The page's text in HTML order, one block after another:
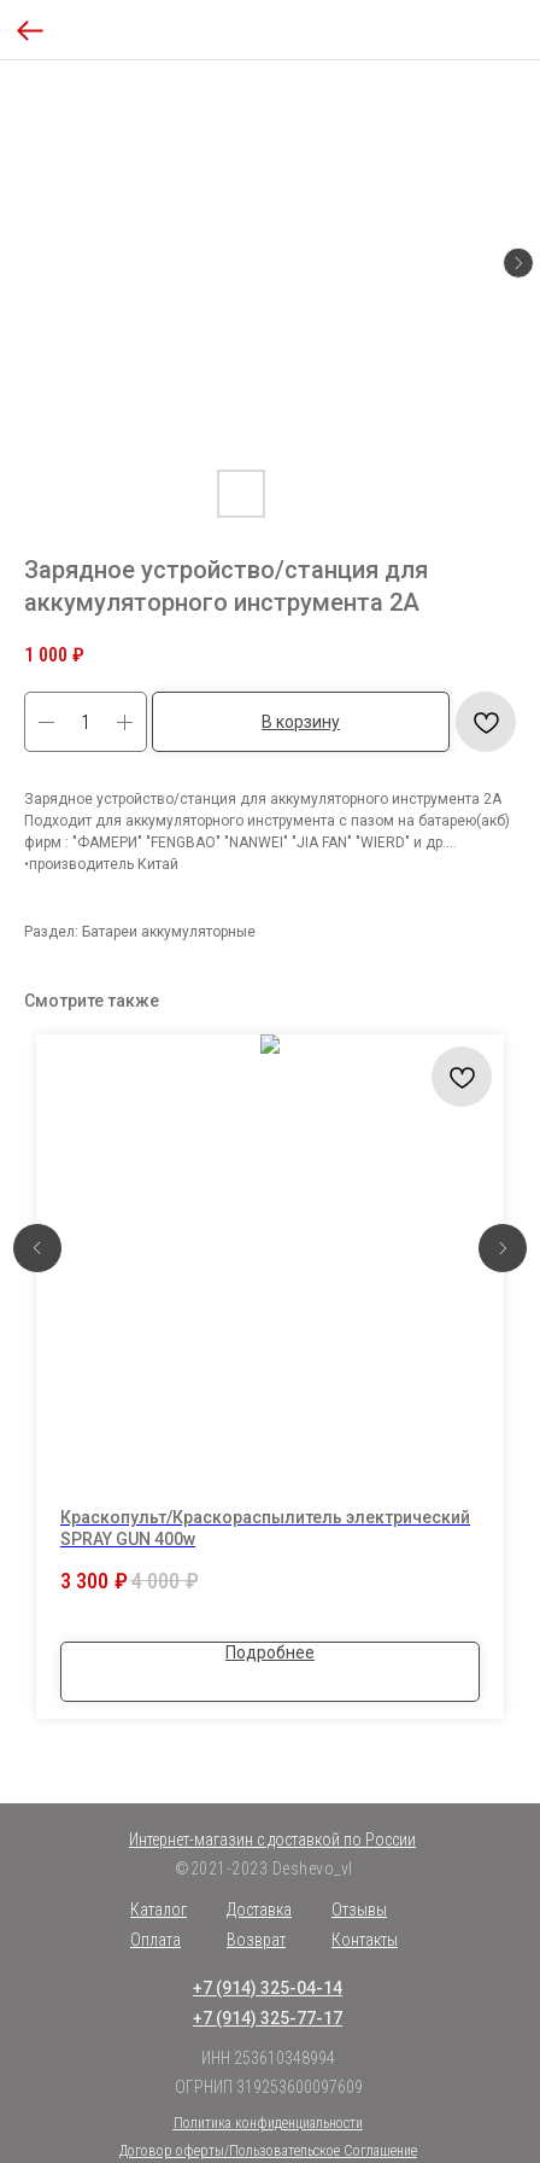
Зарядное устройство/станция для
аккумуляторного инструмента 2А
1 000 ₽
В корзину
Зарядное устройство/станция для аккумуляторного инструмента 2А
Подходит для аккумуляторного инструмента с пазом на батарею(акб)
фирм : "ФАМЕРИ" "FENGBAO" "NANWEI" "JIA FAN" "WIERD" и др....
•производитель Китай
Раздел: Батареи аккумуляторные
Смотрите также
Краскопульт/Краскораспылитель электрический
SPRAY GUN 400w
3 300 ₽4 000 ₽
Подробнее
©2021-2023 Deshevo_vl
Каталог
Интернет-магазин с доставкой по России
Возврат
Отзывы
Оплата
Контакты
Доставка
ИНН 253610348994
ОГРНИП 319253600097609
Политика конфиденциальности
Договор оферты/Пользовательское Соглашение
+7 (914) 325-04-14
+7 (914) 325-77-17